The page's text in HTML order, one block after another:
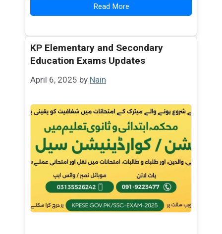
Read More
KP Elementary and Secondary
Education Exams Updates
April 6, 2025 by Nain